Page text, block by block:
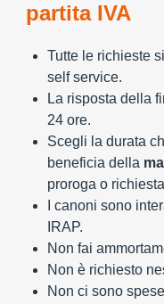
partita IVA
Tutte le richieste
self service.
La risposta della
24 ore.
Scegli la durata
beneficia della
proroga o
I canoni sono
IRAP.
Non fai
Non è richiesto
Non ci sono